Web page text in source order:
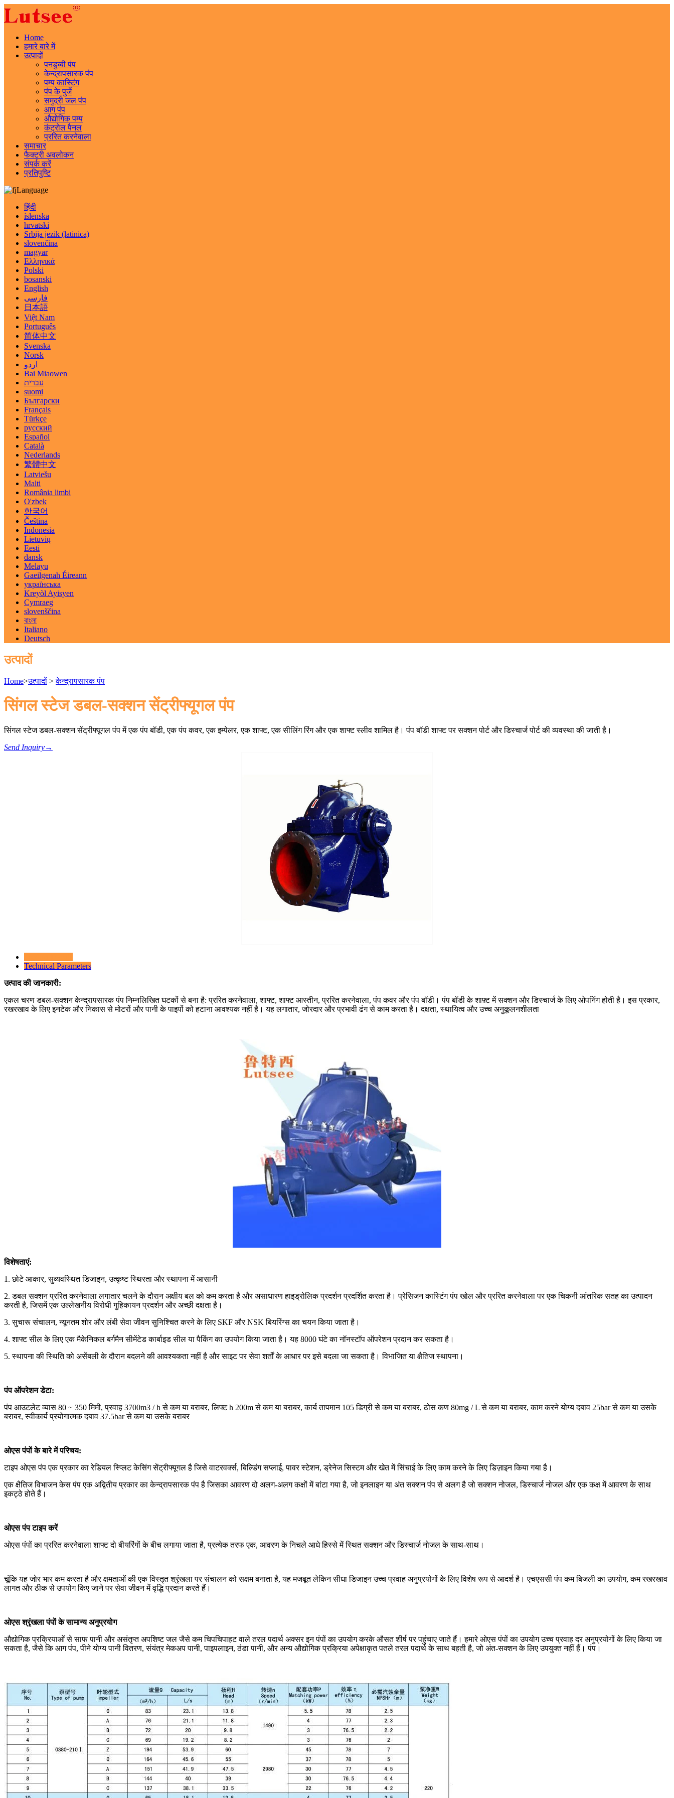
Home
हमारे बारे में
उत्पादों
पनडुब्बी पंप
केन्द्रापसारक पंप
पम्प कास्टिंग
पंप के पुर्जे
समुद्री जल पंप
आग पंप
औद्योगिक पम्प
कंट्रोल पैनल
प्ररित करनेवाला
समाचार
फैक्टरी अवलोकन
संपर्क करें
प्रतिपुष्टि
Language
हिंदी
íslenska
hrvatski
Srbija jezik (latinica)
slovenčina
magyar
Ελληνικά
Polski
bosanski
English
فارسی
日本語
Việt Nam
Português
简体中文
Svenska
Norsk
اردو
Bai Miaowen
עברית
suomi
Български
Français
Türkçe
русский
Español
Català
Nederlands
繁體中文
Latviešu
Malti
România limbi
O'zbek
한국어
Čeština
Indonesia
Lietuvių
Eesti
dansk
Melayu
Gaeilgenah Éireann
українська
Kreyòl Ayisyen
Cymraeg
slovenščina
বাংলা
Italiano
Deutsch
उत्पादों
Home>उत्पादों >केन्द्रापसारक पंप
सिंगल स्टेज डबल-सक्शन सेंट्रीफ्यूगल पंप
सिंगल स्टेज डबल-सक्शन सेंट्रीफ्यूगल पंप में एक पंप बॉडी, एक पंप कवर, एक इम्पेलर, एक शाफ्ट, एक सीलिंग रिंग और एक शाफ्ट स्लीव शामिल है। पंप बॉडी शाफ्ट पर सक्शन पोर्ट और डिस्चार्ज पोर्ट की व्यवस्था की जाती है।
Send Inquiry→
Technical Parameters
उत्पाद की जानकारी:
एकल चरण डबल-सक्शन केन्द्रापसारक पंप निम्नलिखित घटकों से बना है: प्ररित करनेवाला, शाफ्ट, शाफ्ट आस्तीन, प्ररित करनेवाला, पंप कवर और पंप बॉडी। पंप बॉडी के शाफ़्ट में सक्शन और डिस्चार्ज के लिए ओपनिंग होती है। इस प्रकार,
रखरखाव के लिए इनटेक और निकास से मोटरों और पानी के पाइपों को हटाना आवश्यक नहीं है। यह लगातार, जोरदार और प्रभावी ढंग से काम करता है। दक्षता, स्थायित्व और उच्च अनुकूलनशीलता
विशेषताएं:
1. छोटे आकार, सुव्यवस्थित डिजाइन, उत्कृष्ट स्थिरता और स्थापना में आसानी
2. डबल सक्शन प्ररित करनेवाला लगातार चलने के दौरान अक्षीय बल को कम करता है और असाधारण हाइड्रोलिक प्रदर्शन प्रदर्शित करता है। प्रेसिजन कास्टिंग पंप खोल और प्ररित करनेवाला पर एक चिकनी आंतरिक सतह का उत्पादन
करती है, जिसमें एक उल्लेखनीय विरोधी गुहिकायन प्रदर्शन और अच्छी दक्षता है।
3. सुचारू संचालन, न्यूनतम शोर और लंबी सेवा जीवन सुनिश्चित करने के लिए SKF और NSK बियरिंग्स का चयन किया जाता है।
4. शाफ्ट सील के लिए एक मैकेनिकल बर्गमैन सीमेंटेड कार्बाइड सील या पैकिंग का उपयोग किया जाता है। यह 8000 घंटे का नॉनस्टॉप ऑपरेशन प्रदान कर सकता है।
5. स्थापना की स्थिति को असेंबली के दौरान बदलने की आवश्यकता नहीं है और साइट पर सेवा शर्तों के आधार पर इसे बदला जा सकता है। विभाजित या क्षैतिज स्थापना।
पंप ऑपरेशन डेटा:
पंप आउटलेट व्यास 80 ~ 350 मिमी, प्रवाह 3700m3 / h से कम या बराबर, लिफ्ट h 200m से कम या बराबर, कार्य तापमान 105 डिग्री से कम या बराबर, ठोस कण 80mg / L से कम या बराबर, काम करने योग्य दबाव 25bar से कम या उसके
बराबर, स्वीकार्य प्रयोगात्मक दबाव 37.5bar से कम या उसके बराबर
ओएस पंपों के बारे में परिचय:
टाइप ओएस पंप एक प्रकार का रेडियल स्प्लिट केसिंग सेंट्रीफ्यूगल है जिसे वाटरवर्क्स, बिल्डिंग सप्लाई, पावर स्टेशन, ड्रेनेज सिस्टम और खेत में सिंचाई के लिए काम करने के लिए डिज़ाइन किया गया है।
एक क्षैतिज विभाजन केस पंप एक अद्वितीय प्रकार का केन्द्रापसारक पंप है जिसका आवरण दो अलग-अलग कक्षों में बांटा गया है, जो इनलाइन या अंत सक्शन पंप से अलग है जो सक्शन नोजल, डिस्चार्ज नोजल और एक कक्ष में आवरण के साथ
इकट्ठे होते हैं।
ओएस पंप टाइप करें
ओएस पंपों का प्ररित करनेवाला शाफ्ट दो बीयरिंगों के बीच लगाया जाता है, प्रत्येक तरफ एक, आवरण के निचले आधे हिस्से में स्थित सक्शन और डिस्चार्ज नोजल के साथ-साथ।
चूंकि यह जोर भार कम करता है और क्षमताओं की एक विस्तृत श्रृंखला पर संचालन को सक्षम बनाता है, यह मजबूत लेकिन सीधा डिजाइन उच्च प्रवाह अनुप्रयोगों के लिए विशेष रूप से आदर्श है। एचएससी पंप कम बिजली का उपयोग, कम रखरखाव
लागत और ठीक से उपयोग किए जाने पर सेवा जीवन में वृद्धि प्रदान करते हैं।
ओएस श्रृंखला पंपों के सामान्य अनुप्रयोग
औद्योगिक प्रक्रियाओं से साफ पानी और असंतृप्त अपशिष्ट जल जैसे कम चिपचिपाहट वाले तरल पदार्थ अक्सर इन पंपों का उपयोग करके औसत शीर्ष पर पहुंचाए जाते हैं। हमारे ओएस पंपों का उपयोग उच्च प्रवाह दर अनुप्रयोगों के लिए किया जा
सकता है, जैसे कि आग पंप, पीने योग्य पानी वितरण, संयंत्र मेकअप पानी, पाइपलाइन, ठंडा पानी, और अन्य औद्योगिक प्रक्रिया अपेक्षाकृत पतले तरल पदार्थ के साथ बहती है, जो अंत-सक्शन के लिए उपयुक्त नहीं हैं। पंप।